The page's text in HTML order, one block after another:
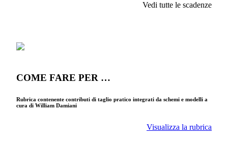
Vedi tutte le scadenze
COME FARE PER …
Rubrica contenente contributi di taglio pratico integrati da schemi e modelli a
cura di William Damiani
Visualizza la rubrica